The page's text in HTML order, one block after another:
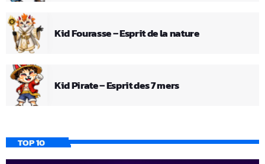
Kid Fourasse – Esprit de la nature
Kid Pirate – Esprit des 7 mers
TOP 10